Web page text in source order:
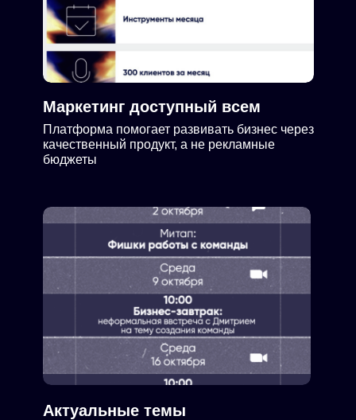
Актуальные темы
Маркетинг доступный всем
Платформа помогает развивать бизнес через
качественный продукт, а не рекламные
бюджеты